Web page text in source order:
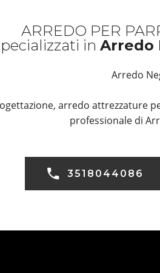
ARREDO PER
in Arredo
Arredo
arredo attrezzature
professionale di
3518044086